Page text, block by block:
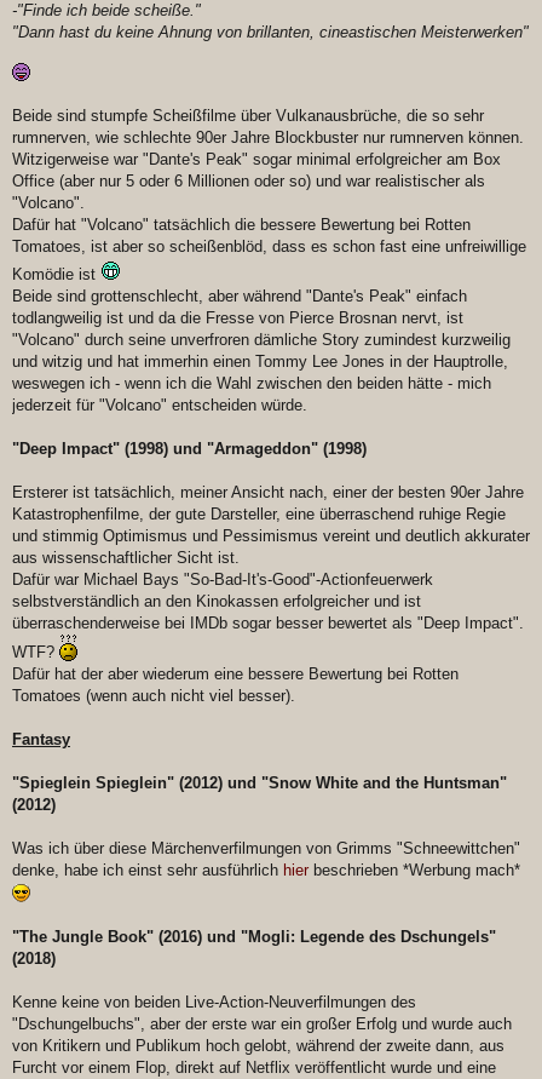
-"Finde ich beide scheiße."
"Dann hast du keine Ahnung von brillanten, cineastischen Meisterwerken"
Beide sind stumpfe Scheißfilme über Vulkanausbrüche, die so sehr
rumnerven, wie schlechte 90er Jahre Blockbuster nur rumnerven können.
Witzigerweise war "Dante's Peak" sogar minimal erfolgreicher am Box
Office (aber nur 5 oder 6 Millionen oder so) und war realistischer als
"Volcano".
Dafür hat "Volcano" tatsächlich die bessere Bewertung bei Rotten
Tomatoes, ist aber so scheißenblöd, dass es schon fast eine unfreiwillige
Komödie ist
Beide sind grottenschlecht, aber während "Dante's Peak" einfach
todlangweilig ist und da die Fresse von Pierce Brosnan nervt, ist
"Volcano" durch seine unverfroren dämliche Story zumindest kurzweilig
und witzig und hat immerhin einen Tommy Lee Jones in der Hauptrolle,
weswegen ich - wenn ich die Wahl zwischen den beiden hätte - mich
jederzeit für "Volcano" entscheiden würde.
"Deep Impact" (1998) und "Armageddon" (1998)
Ersterer ist tatsächlich, meiner Ansicht nach, einer der besten 90er Jahre
Katastrophenfilme, der gute Darsteller, eine überraschend ruhige Regie
und stimmig Optimismus und Pessimismus vereint und deutlich akkurater
aus wissenschaftlicher Sicht ist.
Dafür war Michael Bays "So-Bad-It's-Good"-Actionfeuerwerk
selbstverständlich an den Kinokassen erfolgreicher und ist
überraschenderweise bei IMDb sogar besser bewertet als "Deep Impact".
WTF?
Dafür hat der aber wiederum eine bessere Bewertung bei Rotten
Tomatoes (wenn auch nicht viel besser).
Fantasy
"Spieglein Spieglein" (2012) und "Snow White and the Huntsman"
(2012)
Was ich über diese Märchenverfilmungen von Grimms "Schneewittchen"
denke, habe ich einst sehr ausführlich hier beschrieben *Werbung mach*
"The Jungle Book" (2016) und "Mogli: Legende des Dschungels"
(2018)
Kenne keine von beiden Live-Action-Neuverfilmungen des
"Dschungelbuchs", aber der erste war ein großer Erfolg und wurde auch
von Kritikern und Publikum hoch gelobt, während der zweite dann, aus
Furcht vor einem Flop, direkt auf Netflix veröffentlicht wurde und eine